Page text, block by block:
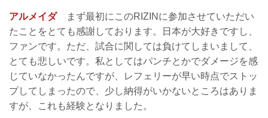
アルメイダまず最初にこのRIZINに参加させていただい
たことをとても感謝しております。日本が大好きですし、
ファンです。ただ、試合に関しては負けてしまいまして、
とても悲しいです。私としてはパンチとかでダメージを感
じていなかったんですが、レフェリーが早い時点でストッ
プしてしまったので、少し納得がいかないところはありま
すが、これも経験となりました。